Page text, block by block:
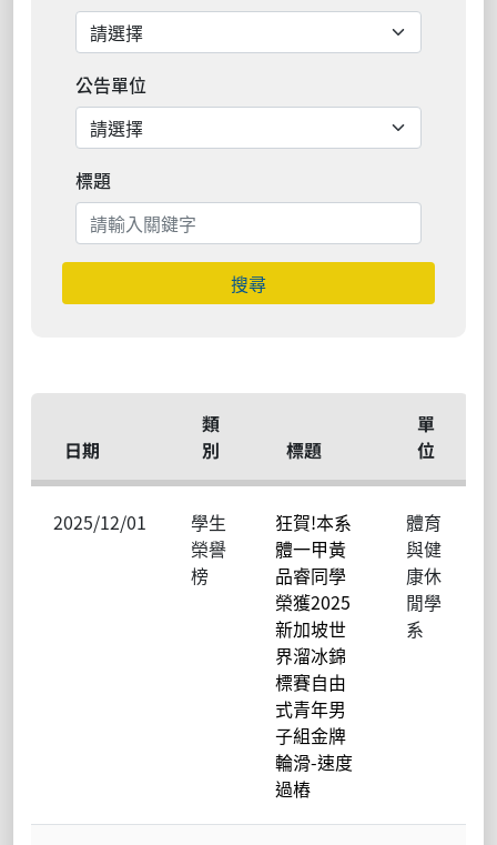
公告單位
標題
搜尋
日期
類
別
標題
單
位
2025/12/01
學生
榮譽
榜
狂賀!本系
體一甲黃
品睿同學
榮獲2025
新加坡世
界溜冰錦
標賽自由
式青年男
子組金牌
輪滑-速度
過樁
體育
與健
康休
閒學
系